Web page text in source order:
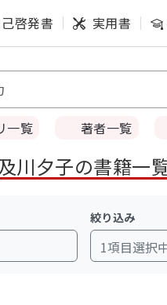
啓発書 実用書
一覧 著者一覧
川夕子の書籍一
絞り込み
1項目選択